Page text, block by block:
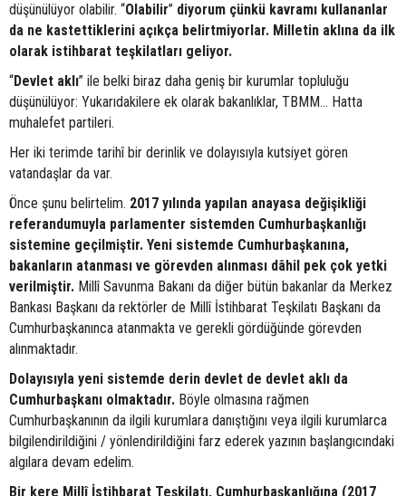
düşünülüyor olabilir. “Olabilir” diyorum çünkü kavramı kullananlar
da ne kastettiklerini açıkça belirtmiyorlar. Milletin aklına da ilk
olarak istihbarat teşkilatları geliyor.
“Devlet aklı” ile belki biraz daha geniş bir kurumlar topluluğu
düşünülüyor: Yukarıdakilere ek olarak bakanlıklar, TBMM… Hatta
muhalefet partileri.
Her iki terimde tarihî bir derinlik ve dolayısıyla kutsiyet gören
vatandaşlar da var.
Önce şunu belirtelim. 2017 yılında yapılan anayasa değişikliği
referandumuyla parlamenter sistemden Cumhurbaşkanlığı
sistemine geçilmiştir. Yeni sistemde Cumhurbaşkanına,
bakanların atanması ve görevden alınması dâhil pek çok yetki
verilmiştir. Millî Savunma Bakanı da diğer bütün bakanlar da Merkez
Bankası Başkanı da rektörler de Millî İstihbarat Teşkilatı Başkanı da
Cumhurbaşkanınca atanmakta ve gerekli gördüğünde görevden
alınmaktadır.
Dolayısıyla yeni sistemde derin devlet de devlet aklı da
Cumhurbaşkanı olmaktadır. Böyle olmasına rağmen
Cumhurbaşkanının da ilgili kurumlara danıştığını veya ilgili kurumlarca
bilgilendirildiğini / yönlendirildiğini farz ederek yazının başlangıcındaki
algılara devam edelim.
Bir kere Millî İstihbarat Teşkilatı, Cumhurbaşkanlığına (2017